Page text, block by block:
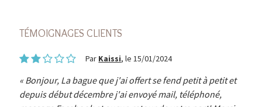
TÉMOIGNAGES CLIENTS
Par Kaissi, le 15/01/2024
Bonjour, La bague que j'ai offert se fend petit à petit et
depuis début décembre j'ai envoyé mail, téléphoné,